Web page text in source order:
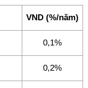
VND (%/năm)
0,1%
0,2%